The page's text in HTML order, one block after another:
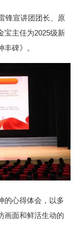
锋宣讲团团长、原
宝主任为2025级新
碑》。
的心得体会，以多
画面和鲜活生动的